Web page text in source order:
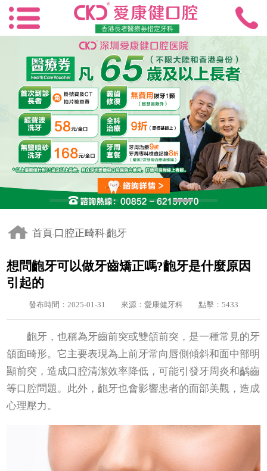
香港長者醫療券指定牙科
首頁-口腔正畸科-齙牙
想問齙牙可以做牙齒矯正嗎?齙牙是什麼原因
引起的
發布時間：2025-01-31 來源：愛康健牙科 點擊：5433
齙牙，也稱為牙齒前突或雙頜前突，是一種常見的牙
頜面畸形。它主要表現為上前牙常向唇側傾斜和面中部明
顯前突，造成口腔清潔效率降低，可能引發牙周炎和齲齒
等口腔問題。此外，齙牙也會影響患者的面部美觀，造成
心理壓力。